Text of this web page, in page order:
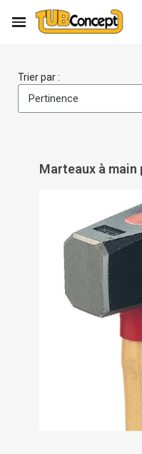
Trier par :